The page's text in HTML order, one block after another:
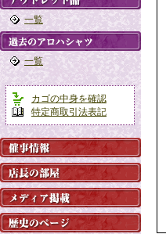
一覧
一覧
カゴの中身を確認
特定商取引法表記